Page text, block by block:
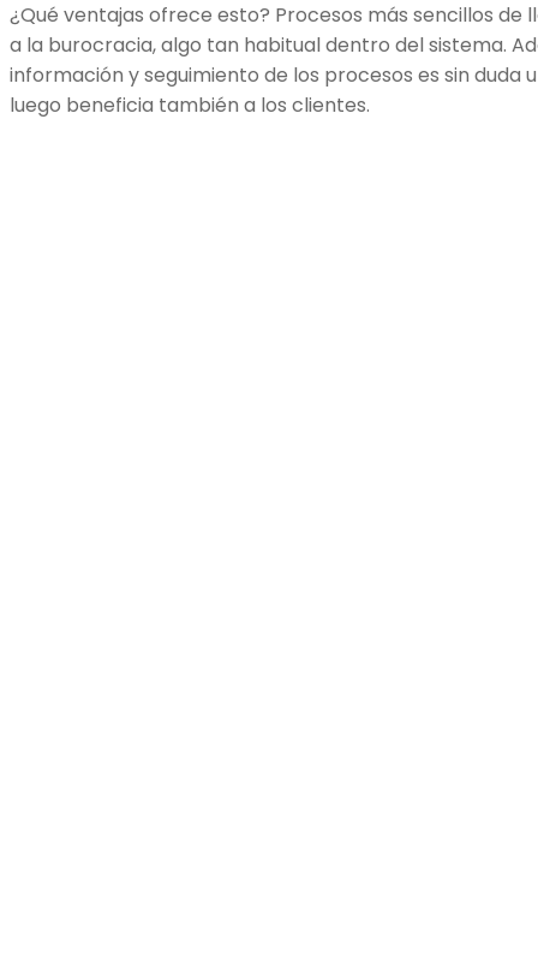
¿Qué ventajas ofrece esto? Procesos más sencillos de
a la burocracia, algo tan habitual dentro del sistema.
información y seguimiento de los procesos es sin duda
luego beneficia también a los clientes.